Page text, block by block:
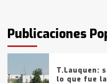
Publicaciones
fueron
tarde del
T.Lauquen:
lo que fue